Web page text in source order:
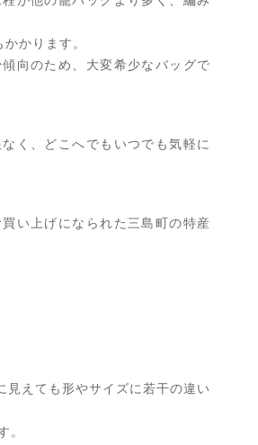
かります。
向のため、大変希少なバッグで
く、どこへでもいつでも気軽に
い上げになられた三島町の特産
えても形やサイズに若干の違い
。